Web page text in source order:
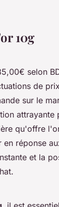
10g
selon
de
sur le
attrayante
qu'offre
réponse
et la